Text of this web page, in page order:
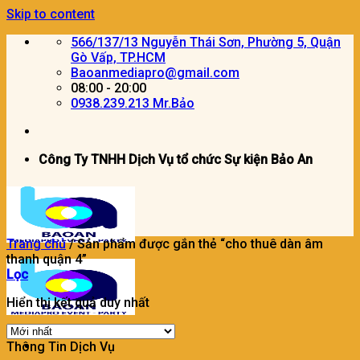
Skip to content
566/137/13 Nguyễn Thái Sơn, Phường 5, Quận
Gò Vấp, TP.HCM
Baoanmediapro@gmail.com
08:00 - 20:00
0938.239.213 Mr.Bảo
Công Ty TNHH Dịch Vụ tổ chức Sự kiện Bảo An
Trang chủ /Sản phẩm được gắn thẻ “cho thuê dàn âm
thanh quận 4”
Lọc
Hiển thị kết quả duy nhất
Thông Tin Dịch Vụ